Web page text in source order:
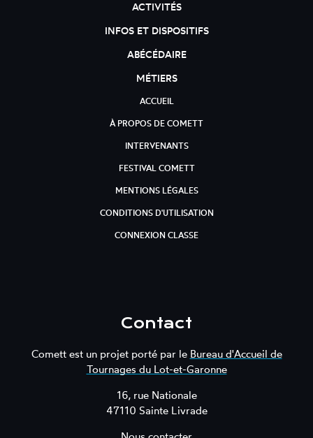
ACTIVITÉS
INFOS ET DISPOSITIFS
ABÉCÉDAIRE
MÉTIERS
ACCUEIL
À PROPOS DE COMETT
INTERVENANTS
FESTIVAL COMETT
MENTIONS LÉGALES
CONDITIONS D'UTILISATION
CONNEXION CLASSE
Contact
Comett est un projet porté par le Bureau d'Accueil de
Tournages du Lot-et-Garonne
16, rue Nationale
47110 Sainte Livrade